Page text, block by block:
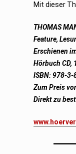
Mit dieser
THOMAS
Feature,
Erschienen
Hörbuch CD,
ISBN: 978-
Zum Preis
Direkt zu